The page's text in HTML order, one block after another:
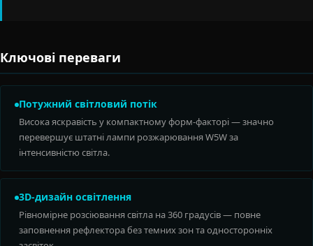
Ключові переваги
Потужний світловий потік
Висока яскравість у компактному форм-факторі — значно
перевершує штатні лампи розжарювання W5W за
інтенсивністю світла.
3D-дизайн освітлення
Рівномірне розсіювання світла на 360 градусів — повне
заповнення рефлектора без темних зон та односторонніх